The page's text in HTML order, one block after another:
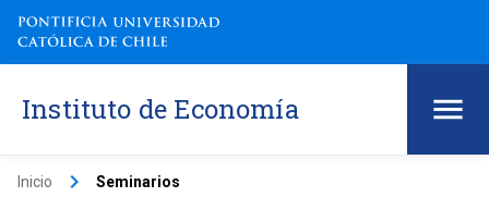
Instituto de Economía
Inicio keyboard_arrow_right Seminarios